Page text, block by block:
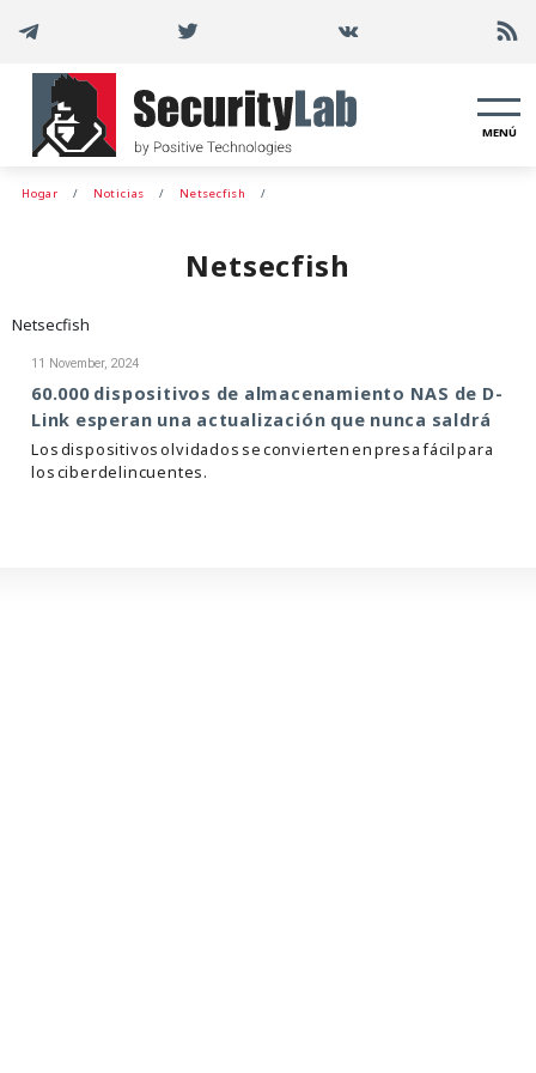
MENÚ
Hogar Noticias Netsecfish
Netsecfish
Netsecfish
11 November, 2024
60.000 dispositivos de almacenamiento NAS de D-
Link esperan una actualización que nunca saldrá
Los dispositivos olvidados se convierten en presa fácil para
los ciberdelincuentes.